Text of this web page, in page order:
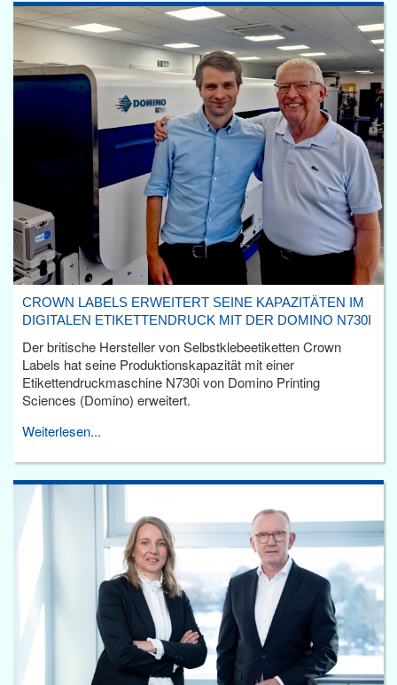
CROWN LABELS ERWEITERT SEINE KAPAZITÄTEN IM
DIGITALEN ETIKETTENDRUCK MIT DER DOMINO N730I
Der britische Hersteller von Selbstklebeetiketten Crown
Labels hat seine Produktionskapazität mit einer
Etikettendruckmaschine N730i von Domino Printing
Sciences (Domino) erweitert.
Weiterlesen...